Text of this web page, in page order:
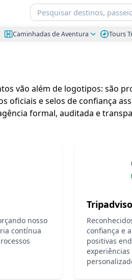
Caminhadas de Aventura Tours
vão além de logotipos: são
oficiais e selos de confiança
formal, auditada e
nosso
contínua
confiança e
positivas